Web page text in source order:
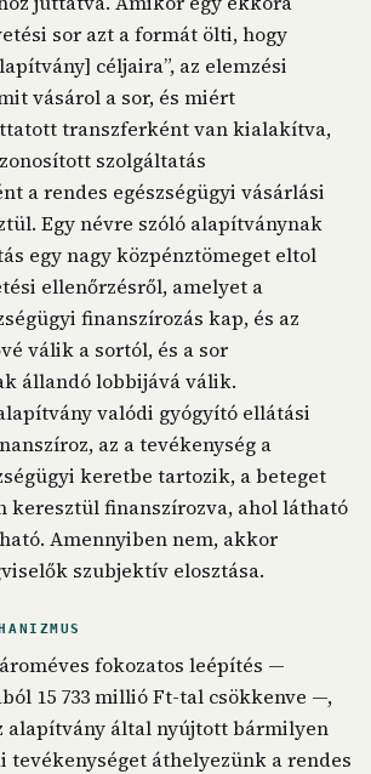
sor azt a formát ölti, hogy
céljaira”, az elemzési
vásárol a sor, és miért
transzferként van kialakítva,
szolgáltatás
a rendes egészségügyi vásárlási
Egy névre szóló alapítványnak
egy nagy közpénztömeget eltol
ellenőrzésről, amelyet a
finanszírozás kap, és az
válik a sortól, és a sor
állandó lobbijává válik.
valódi gyógyító ellátási
az a tevékenység a
keretbe tartozik, a beteget
keresztül finanszírozva, ahol látható
Amennyiben nem, akkor
szubjektív elosztása.
fokozatos leépítés —
15 733 millió Ft-tal csökkenve —,
alapítvány által nyújtott bármilyen
áthelyezünk a rendes